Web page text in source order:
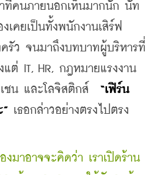
ที่คนภายนอกเห็นมากนัก นัท
เคยเป็นทั้งพนักงานเสิร์ฟ
รัว จนมาถึงบทบาทผู้บริหารที่
แต่ IT, HR, กฎหมายแรงงาน
เชน และโลจิสติกส์ “เฟิร์น
เธอกล่าวอย่างตรงไปตรง
มาอาจจะคิดว่า เราเปิดร้าน